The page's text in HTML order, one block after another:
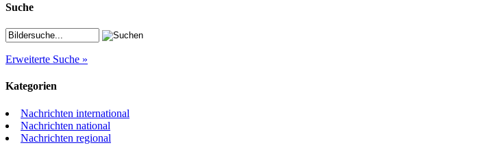
Suche
Erweiterte Suche »
Kategorien
Nachrichten international
Nachrichten national
Nachrichten regional